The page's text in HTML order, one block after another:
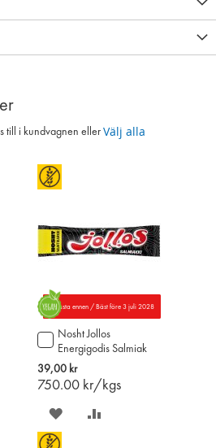
till i kundvagnen eller Välj alla
Parasta ennen / Bäst före 3 juli 2028
Nosht Jollos
Energigodis Salmiak
52g
39,00 kr
750.00 kr/kgs
Lägg
till
i
varukorgen
SPARA